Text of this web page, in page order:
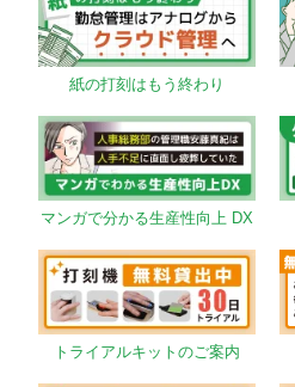
紙の打刻はもう終わり
マンガで分かる生産性向上 DX
トライアルキットのご案内